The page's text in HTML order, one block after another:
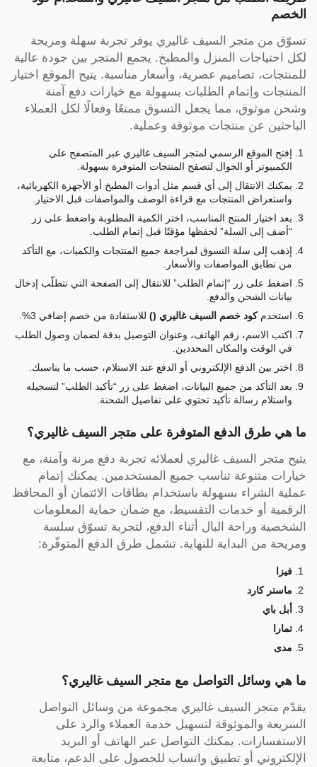
الخصم
تسوّق من متجر السيف غاليري يوفر تجربة سهلة ومريحة
لكل احتياجات المنزل والمطبخ. يجمع المتجر بين جودة عالية
للمنتجات، تصاميم عصرية، وأسعار مناسبة. يتيح الموقع اختيار
المنتجات وإتمام الطلبات بسهولة مع خيارات دفع آمنة
وشحن موثوق، مما يجعل التسوق ممتعًا وفعالًا لكل العملاء
الباحثين عن منتجات موثوقة وعملية.
إفتح الموقع الرسمي لمتجر السيف غاليري عبر المتصفح على
الكمبيوتر أو الجوال لتصفح المنتجات المتوفرة بسهولة.
يمكنك الانتقال إلى أي قسم مثل أدوات المطبخ أو الأجهزة الكهربائية،
واستعراض المنتجات مع قراءة الوصف والمواصفات قبل الاختيار.
بعد اختيار المنتج المناسب، اختر الكمية المطلوبة واضغط على زر
“أضف إلى السلة” لحفظها مؤقتًا قبل إتمام الطلب.
إذهب إلى سلة التسوق لمراجعة جميع المنتجات والكميات، مع التأكد
من تطابق المواصفات والأسعار.
اضغط على زر “إتمام الطلب” للانتقال إلى الصفحة التي تتطلّب إدخال
بيانات الشحن والدفع.
استخدمكود خصم السيف غاليري () للاستفادة من خصم إضافي 3%.
اكتب الاسم، رقم الهاتف، وعنوان التوصيل بدقة لضمان وصول الطلب
في الوقت والمكان المحددين.
اختر بين الدفع الإلكتروني أو الدفع عند الاستلام، حسب ما يناسبك.
بعد التأكد من جميع البيانات، اضغط على زر “تأكيد الطلب” لتسجيله
واستلام رسالة تأكيد تحتوي على تفاصيل الشحنة.
ما هي طرق الدفع المتوفرة على متجر السيف غاليري؟
يتيح متجر السيف غاليري لعملائه تجربة دفع مرنة وآمنة، مع
خيارات متنوعة تناسب جميع المستخدمين. يمكنك إتمام
عملية الشراء بسهولة باستخدام بطاقات الائتمان أو المحافظ
الرقمية أو خدمات التقسيط، مع ضمان حماية المعلومات
الشخصية وراحة البال أثناء الدفع، لتجربة تسوّق سلسة
ومريحة من البداية للنهاية. تشمل طرق الدفع المتوفّرة:
فيزا
ماستر كارد
أبل باي
تمارا
مدى
ما هي وسائل التواصل مع متجر السيف غاليري؟
يقدّم متجر السيف غاليري مجموعة من وسائل التواصل
السريعة والموثوقة لتسهيل خدمة العملاء والرد على
الاستفسارات. يمكنك التواصل عبر الهاتف أو البريد
الإلكتروني أو تطبيق واتساب للحصول على الدعم، متابعة